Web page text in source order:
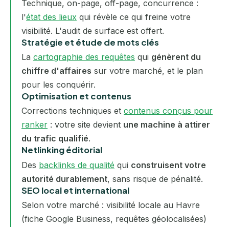
Technique, on-page, off-page, concurrence :
l'état des lieux qui révèle ce qui freine votre
visibilité. L'audit de surface est offert.
Stratégie et étude de mots clés
La cartographie des requêtes qui génèrent du
chiffre d'affaires sur votre marché, et le plan
pour les conquérir.
Optimisation et contenus
Corrections techniques et contenus conçus pour
ranker : votre site devient une machine à attirer
du trafic qualifié.
Netlinking éditorial
Des backlinks de qualité qui construisent votre
autorité durablement, sans risque de pénalité.
SEO local et international
Selon votre marché : visibilité locale au Havre
(fiche Google Business, requêtes géolocalisées)